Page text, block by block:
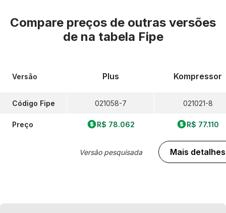
Compare preços de outras versões
de na tabela Fipe
Versão
Código Fipe
Preço
Plus
021058-7
R$ 78.062
Versão pesquisada
Kompressor
021021-8
R$ 77.110
Mais detalhes